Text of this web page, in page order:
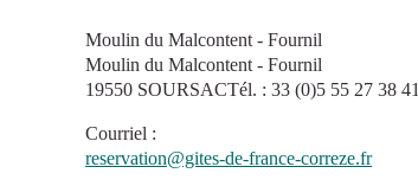
Moulin du Malcontent - Fournil
Moulin du Malcontent - Fournil
19550 SOURSACTél. : 33 (0)5 55 27 38 41
Courriel :
reservation@gites-de-france-correze.fr